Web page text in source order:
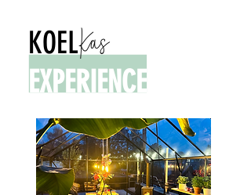
Kas
KOEL
EXPERIENCE